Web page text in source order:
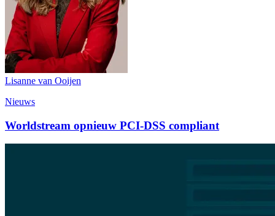
Lisanne van Ooijen
Nieuws
Worldstream opnieuw PCI-DSS compliant